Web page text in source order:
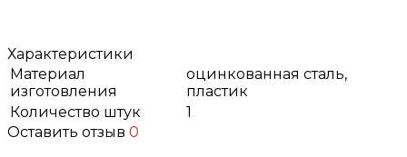
Характеристики
Материал
изготовления
оцинкованная сталь,
пластик
Количество штук
1
Оставить отзыв 0